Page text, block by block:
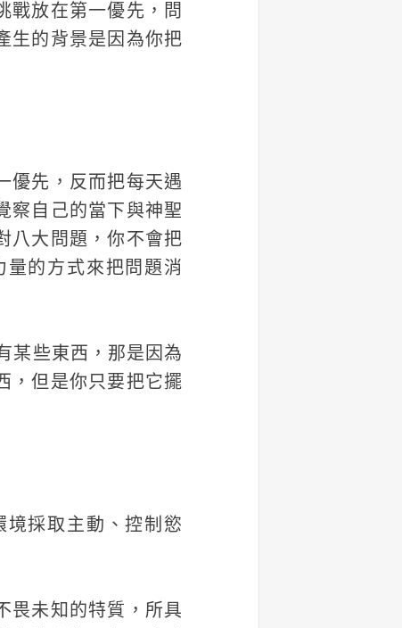
戰放在第一優先，問
生的背景是因為你把
優先，反而把每天遇
察自己的當下與神聖
八大問題，你不會把
的方式來把問題消
某些東西，那是因為
，但是你只要把它擺
採取主動、控制慾
畏未知的特質，所具